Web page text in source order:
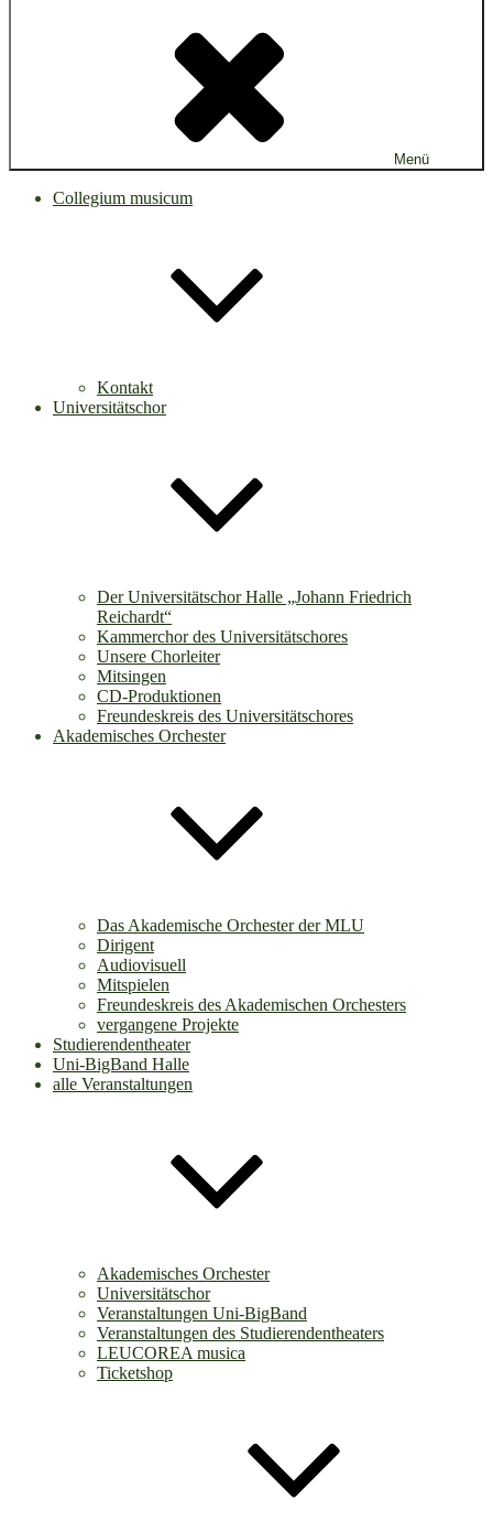
Menü
Collegium musicum
Kontakt
Universitätschor
Der Universitätschor Halle „Johann Friedrich
Reichardt“
Kammerchor des Universitätschores
Unsere Chorleiter
Mitsingen
CD-Produktionen
Freundeskreis des Universitätschores
Akademisches Orchester
Das Akademische Orchester der MLU
Dirigent
Audiovisuell
Mitspielen
Freundeskreis des Akademischen Orchesters
vergangene Projekte
Studierendentheater
Uni-BigBand Halle
alle Veranstaltungen
Akademisches Orchester
Universitätschor
Veranstaltungen Uni-BigBand
Veranstaltungen des Studierendentheaters
LEUCOREA musica
Ticketshop